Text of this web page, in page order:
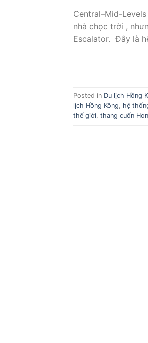
Central–Mid-
nhà chọc trời ,
Escalator. Đây là
Posted in Du lịch Hồng
lịch Hồng Kông
hệ
thế giới thang cuốn